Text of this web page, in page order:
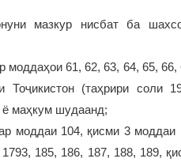
мазкур нисбат ба
моддаҳои 61, 62, 63, 64, 65,
Тоҷикистон (таҳрири соли
ё маҳкум шудаанд;
моддаи 104, қисми 3 моддаи
185, 186, 187, 188, 189,